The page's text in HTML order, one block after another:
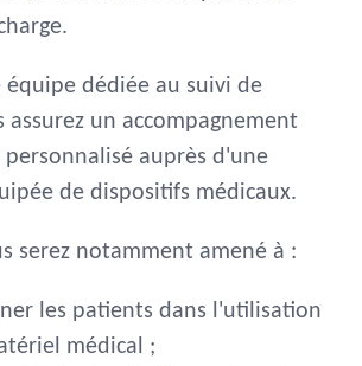
équipe dédiée au suivi de
assurez un accompagnement
auprès d'une
de dispositifs médicaux.
serez notamment amené à :
les patients dans l'utilisation
médical ;